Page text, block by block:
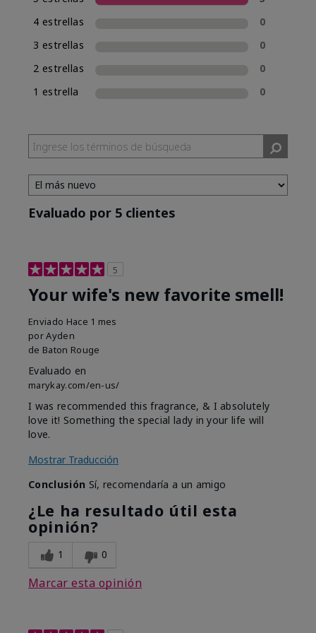
consistente, Mary Kay incluirá la clasificación
de fragancia en el nombre de las nuevas
clasificada como Eau de Parfum (EDP), lo cual se
incluye en su nombre.
4 estrellas
0
3 estrellas
0
2 estrellas
0
1 estrella
0
Evaluado por 5 clientes
5
Your wife's new favorite smell!
Enviado Hace 1 mes
porAyden
de Baton Rouge
Evaluado en
marykay.com/en-us/
I was recommended this fragrance, & I absolutely
love it! Something the special lady in your life will
love.
Mostrar Traducción
Conclusión Sí, recomendaría a un amigo
¿Le ha resultado útil esta
opinión?
1 0
Marcar esta opinión